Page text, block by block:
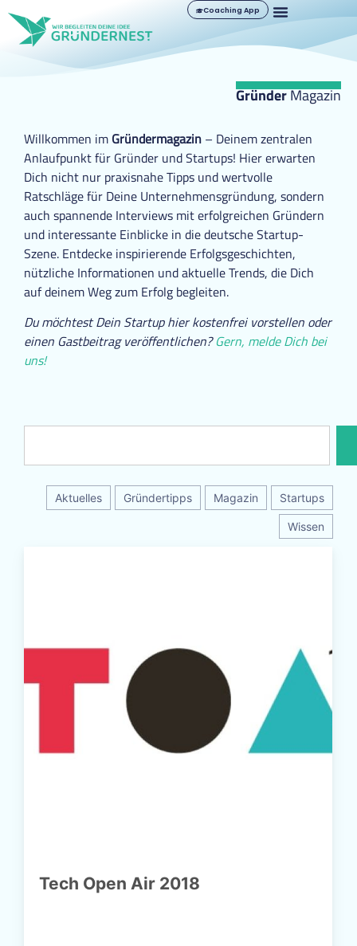
Coaching App
GründerMagazin
Willkommen im Gründermagazin – Deinem zentralen
Anlaufpunkt für Gründer und Startups! Hier erwarten
Dich nicht nur praxisnahe Tipps und wertvolle
Ratschläge für Deine Unternehmensgründung, sondern
auch spannende Interviews mit erfolgreichen Gründern
und interessante Einblicke in die deutsche Startup-
Szene. Entdecke inspirierende Erfolgsgeschichten,
nützliche Informationen und aktuelle Trends, die Dich
auf deinem Weg zum Erfolg begleiten.
Du möchtest Dein Startup hier kostenfrei vorstellen oder
einen Gastbeitrag veröffentlichen?Gern, melde Dich bei
uns!
Aktuelles Gründertipps Magazin Startups
Wissen
Tech Open Air 2018